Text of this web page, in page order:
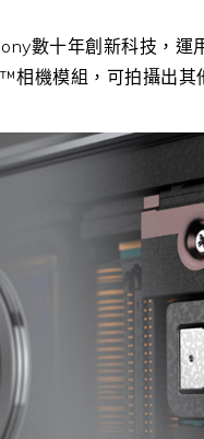
數十年創新科技，
機模組，可拍攝出其